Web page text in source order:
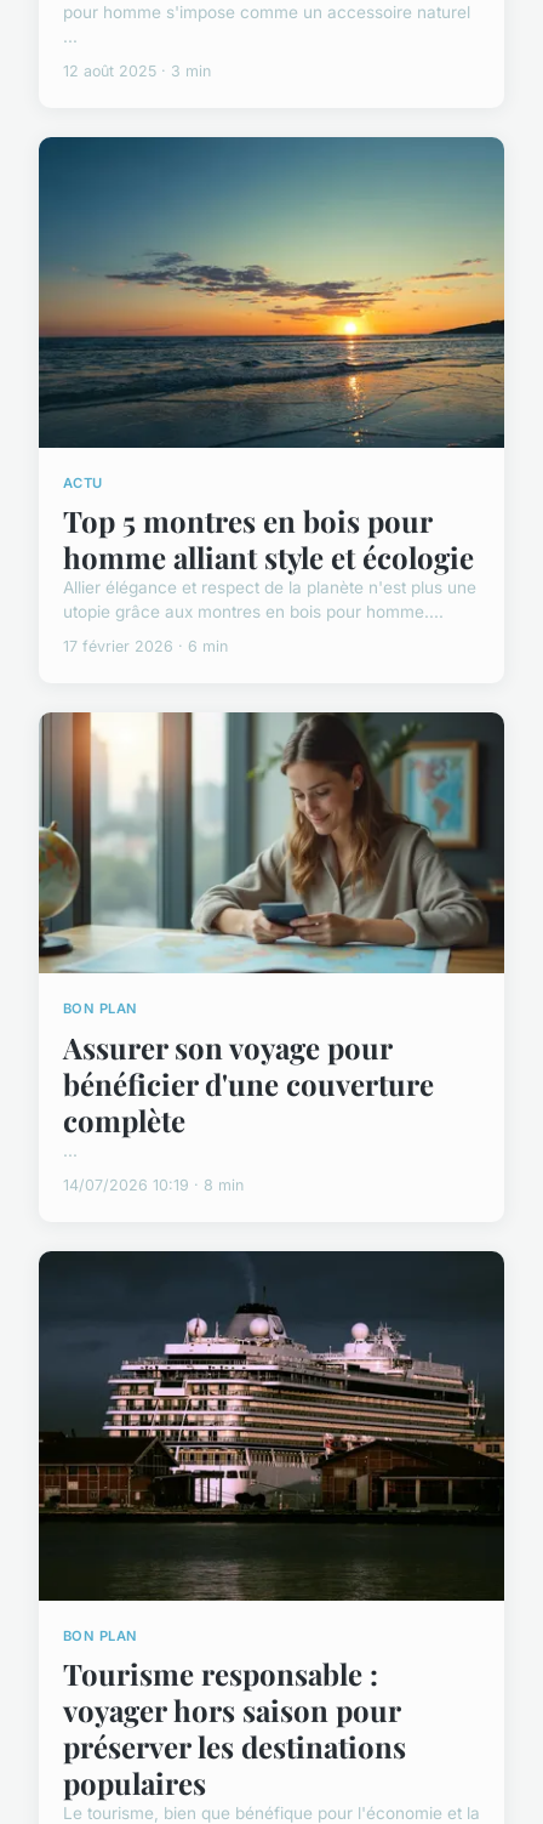
pour homme s'impose comme un accessoire naturel
...
12 août 2025 · 3 min
ACTU
Top 5 montres en bois pour
homme alliant style et écologie
Allier élégance et respect de la planète n'est plus une
utopie grâce aux montres en bois pour homme....
17 février 2026 · 6 min
BON PLAN
Assurer son voyage pour
bénéficier d'une couverture
complète
...
14/07/2026 10:19 · 8 min
BON PLAN
Tourisme responsable :
voyager hors saison pour
préserver les destinations
populaires
Le tourisme, bien que bénéfique pour l'économie et la